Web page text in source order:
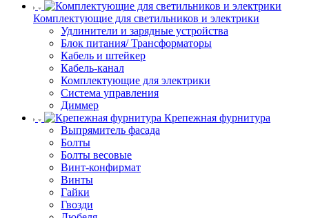
Комплектующие для светильников и электрики
Удлинители и зарядные устройства
Блок питания/ Трансформаторы
Кабель и штейкер
Кабель-канал
Комплектующие для электрики
Система управления
Диммер
Крепежная фурнитура
Выпрямитель фасада
Болты
Болты весовые
Винт-конфирмат
Винты
Гайки
Гвозди